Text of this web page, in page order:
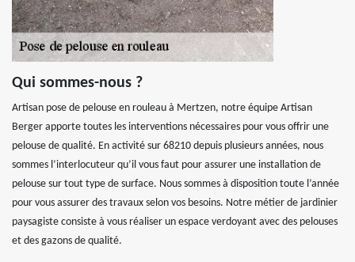
Qui sommes-nous ?
Artisan pose de pelouse en rouleau à Mertzen, notre équipe Artisan
Berger apporte toutes les interventions nécessaires pour vous offrir une
pelouse de qualité. En activité sur 68210 depuis plusieurs années, nous
sommes l’interlocuteur qu’il vous faut pour assurer une installation de
pelouse sur tout type de surface. Nous sommes à disposition toute l’année
pour vous assurer des travaux selon vos besoins. Notre métier de jardinier
paysagiste consiste à vous réaliser un espace verdoyant avec des pelouses
et des gazons de qualité.